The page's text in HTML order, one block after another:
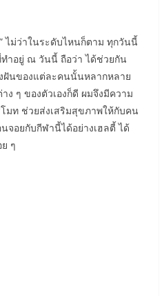
ไม่ว่าในระดับไหนก็ตาม ทุกวันนี้
ทำอยู่ ณ วันนี้ ถือว่า ได้ช่วยกัน
ฝันของแต่ละคนนั้นหลากหลาย
ง ๆ ของตัวเองก็ดี ผมจึงมีความ
มท ช่วยส่งเสริมสุขภาพให้กับคน
จอยกับกีฬานี้ได้อย่างเฮลตี้ ได้
ๆ